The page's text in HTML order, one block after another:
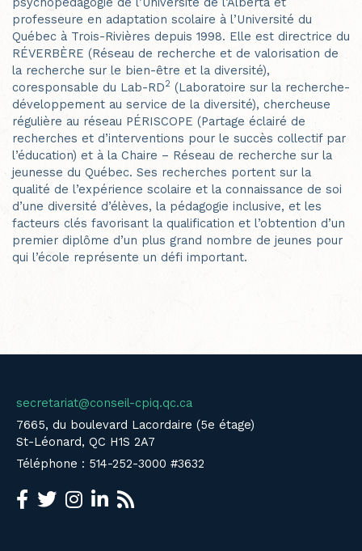
professeure en adaptation scolaire à l’Université du
Québec à Trois-Rivières depuis 1998. Elle est directrice du
RÉVERBÈRE (Réseau de recherche et de valorisation de
la recherche sur le bien-être et la diversité),
coresponsable du Lab-RD2 (Laboratoire sur la recherche-
développement au service de la diversité), chercheuse
régulière au réseau PÉRISCOPE (Partage éclairé de
recherches et d’interventions pour le succès collectif par
l’éducation) et à la Chaire – Réseau de recherche sur la
jeunesse du Québec. Ses recherches portent sur la
qualité de l’expérience scolaire et la connaissance de soi
d’une diversité d’élèves, la pédagogie inclusive, et les
facteurs clés favorisant la qualification et l’obtention d’un
premier diplôme d’un plus grand nombre de jeunes pour
qui l’école représente un défi important.
secretariat@conseil-cpiq.qc.ca
7665, du boulevard Lacordaire (5e étage)
St-Léonard, QC H1S 2A7
Téléphone : 514-252-3000 #3632